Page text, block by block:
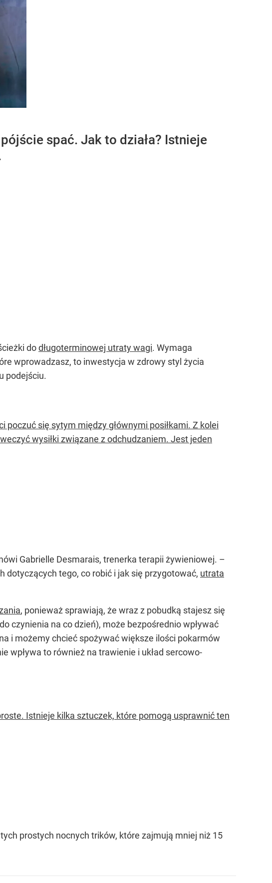
spać. Jak to działa? Istnieje
dodługoterminowej utraty wagi. Wymaga
wprowadzasz, to inwestycja w zdrowy styl życia
podejściu.
się sytym między głównymi posiłkami. Z kolei
wysiłki związane z odchudzaniem. Jest jeden
Gabrielle Desmarais, trenerka terapii żywieniowej. –
tego, co robić i jak się przygotować, utrata
, ponieważ sprawiają, że wraz z pobudką stajesz się
czynienia na co dzień), może bezpośrednio wpływać
i możemy chcieć spożywać większe ilości pokarmów
wpływa to również na trawienie i układ sercowo-
Istnieje kilka sztuczek, które pomogą usprawnić ten
prostych nocnych trików, które zajmują mniej niż 15